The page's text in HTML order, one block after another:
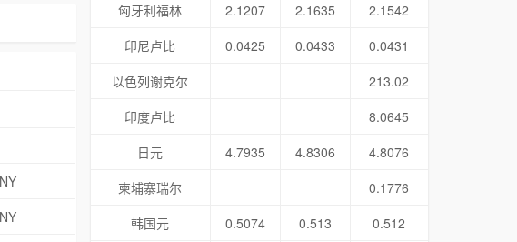
匈牙利福林
2.1207 2.1635
2.1542
印尼卢比
0.0425 0.0433
0.0431
以色列谢克尔
213.02
印度卢比
8.0645
日元
4.7935 4.8306
4.8076
柬埔寨瑞尔
0.1776
韩国元
0.5074 0.513
0.512